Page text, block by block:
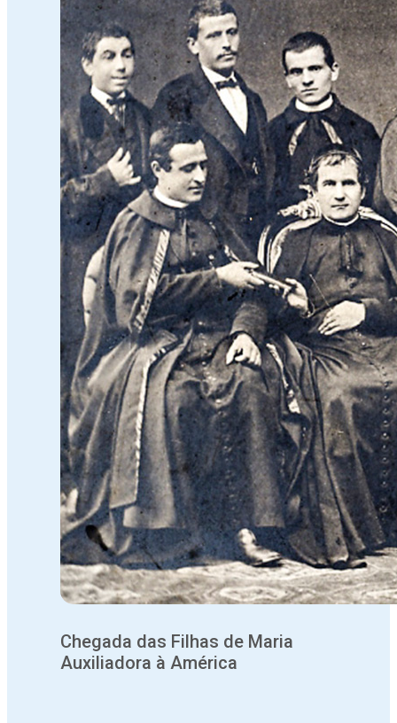
Chegada das Filhas de Maria
Auxiliadora à América